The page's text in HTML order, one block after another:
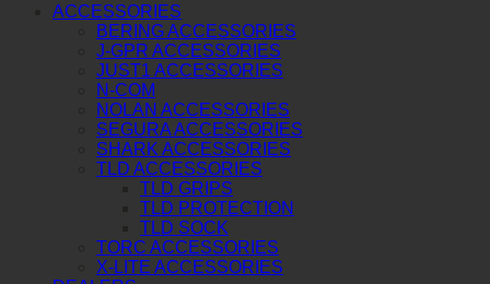
ACCESSORIES
BERING ACCESSORIES
J-GPR ACCESSORIES
JUST1 ACCESSORIES
N-COM
NOLAN ACCESSORIES
SEGURA ACCESSORIES
SHARK ACCESSORIES
TLD ACCESSORIES
TLD GRIPS
TLD PROTECTION
TLD SOCK
TORC ACCESSORIES
X-LITE ACCESSORIES